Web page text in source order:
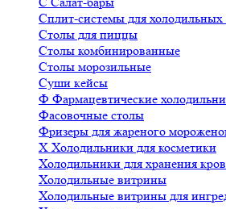
Сплит-системы для холодильных
Столы для пиццы
Столы комбинированные
Столы морозильные
Суши кейсы
Ф Фармацевтические
Фасовочные столы
Фризеры для жареного
Х Холодильники для косметики
Холодильники для хранения
Холодильные витрины
Холодильные витрины для